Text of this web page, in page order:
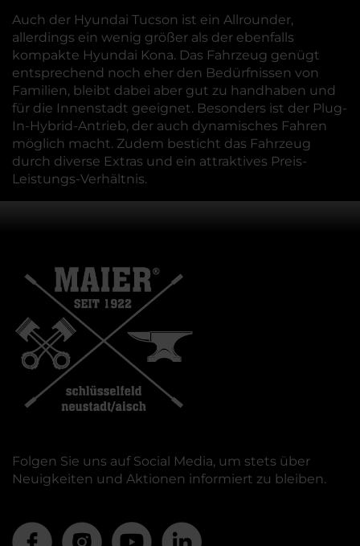
Auch der Hyundai Tucson ist ein Allrounder,
allerdings ein wenig größer als der ebenfalls
kompakte Hyundai Kona. Das Fahrzeug genügt
entsprechend noch eher den Bedürfnissen von
Familien, bleibt dabei aber gut zu handhaben und
für die Innenstadt geeignet. Besonders ist der Plug-
In-Hybrid-Antrieb, der auch dynamisches Fahren
möglich macht. Zudem besticht das Fahrzeug
durch diverse Extras und ein attraktives Preis-
Leistungs-Verhältnis.
Folgen Sie uns auf Social Media, um stets über
Neuigkeiten und Aktionen informiert zu bleiben.